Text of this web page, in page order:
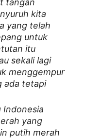
tangan
kita
yang telah
untuk
itu
sekali lagi
menggempur
ada tetapi
Indonesia
yang
putih merah